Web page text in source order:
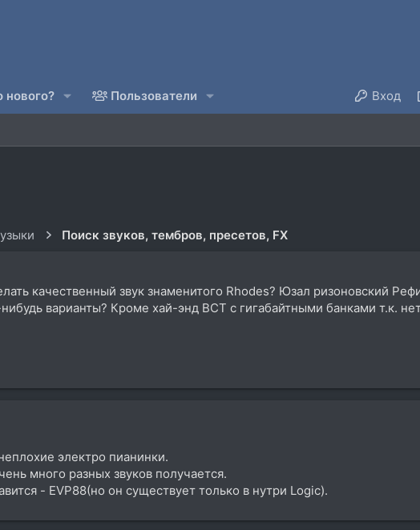
нового? Пользователи Вход
Поиск звуков, тембров, пресетов, FX
качественный звук знаменитого Rhodes? Юзал ризоновский
варианты? Кроме хай-энд ВСТ с гигабайтными банками т.к.
электро пианинки.
много разных звуков получается.
- EVP88(но он существует только в нутри Logic).